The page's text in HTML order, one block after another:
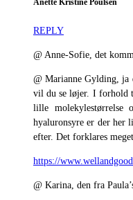
Anette Kristine Poulsen
REPLY
@ Anne-Sofie, det
@ Marianne Gylding, ja
vil du se løjer. I forhold
lille molekylestørrelse
hyaluronsyre er der her
efter. Det forklares
https://
@ Karina, den fra